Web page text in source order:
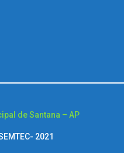
2021